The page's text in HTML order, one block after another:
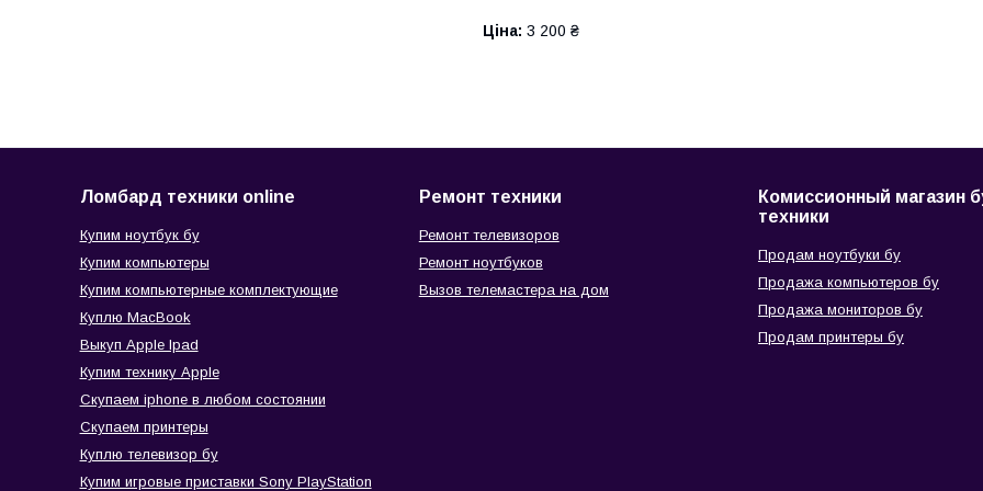
Ціна: 3 200 ₴
Ломбард техники online
Купим ноутбук бу
Купим компьютеры
Купим компьютерные комплектующие
Куплю MacBook
Выкуп Apple Ipad
Купим технику Apple
Скупаем iphone в любом состоянии
Скупаем принтеры
Куплю телевизор бу
Купим игровые приставки Sony PlayStation
Ремонт техники
Ремонт телевизоров
Ремонт ноутбуков
Вызов телемастера на дом
Комиссионный магазин
техники
Продам ноутбуки бу
Продажа компьютеров бу
Продажа мониторов бу
Продам принтеры бу